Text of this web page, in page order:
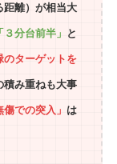
距離）が相当大
「３分台前半」 と
のターゲットを
積み重ねも大事
傷での突入」 は